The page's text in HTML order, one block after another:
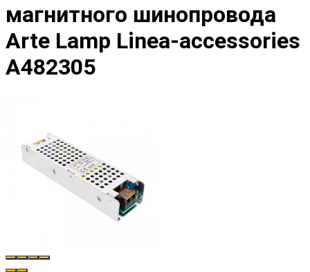
магнитного шинопровода
Arte Lamp Linea-accessories
A482305